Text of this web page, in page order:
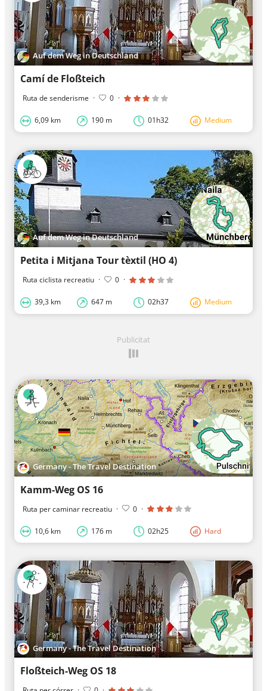
Auf dem Weg in Deutschland
Camí de Floßteich
Ruta de senderisme · 0 ·
6,09 km 190 m 01h32 Medium
Auf dem Weg in Deutschland
Petita i Mitjana Tour tèxtil (HO 4)
Ruta ciclista recreatiu · 0 ·
39,3 km 647 m 02h37 Medium
Publicitat
Germany - The Travel Destination
Kamm-Weg OS 16
Ruta per caminar recreatiu · 0 ·
10,6 km 176 m 02h25 Hard
Germany - The Travel Destination
Floßteich-Weg OS 18